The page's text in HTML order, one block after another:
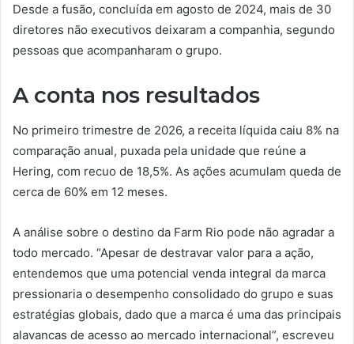
Desde a fusão, concluída em agosto de 2024, mais de 30
diretores não executivos deixaram a companhia, segundo
pessoas que acompanharam o grupo.
A conta nos resultados
No primeiro trimestre de 2026, a receita líquida caiu 8% na
comparação anual, puxada pela unidade que reúne a
Hering, com recuo de 18,5%. As ações acumulam queda de
cerca de 60% em 12 meses.
A análise sobre o destino da Farm Rio pode não agradar a
todo mercado. “Apesar de destravar valor para a ação,
entendemos que uma potencial venda integral da marca
pressionaria o desempenho consolidado do grupo e suas
estratégias globais, dado que a marca é uma das principais
alavancas de acesso ao mercado internacional”, escreveu